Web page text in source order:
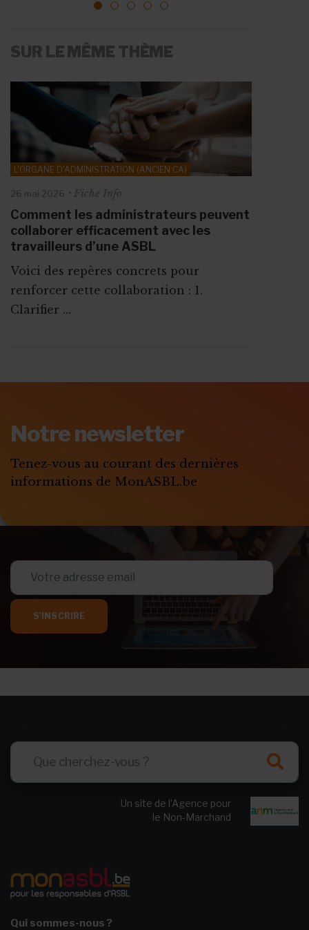
1 2 3 4
SUR LE MÊME THÈME
L'ORGANE D'ADMINISTRATION (ANCIEN CA)
26 mai 2026 Fiche Info
Comment les administrateurs peuvent
collaborer efficacement avec les
travailleurs d’une ASBL
Voici des repères concrets pour
renforcer cette collaboration : 1.
Clarifier ...
MONASBL.BE
S'ABONNER
Notre newsletter
Tenez-vous au courant des dernières
informations de MonASBL.be
S'INSCRIRE
Un site de l’Agence pour
le Non-Marchand
Qui sommes-nous ?